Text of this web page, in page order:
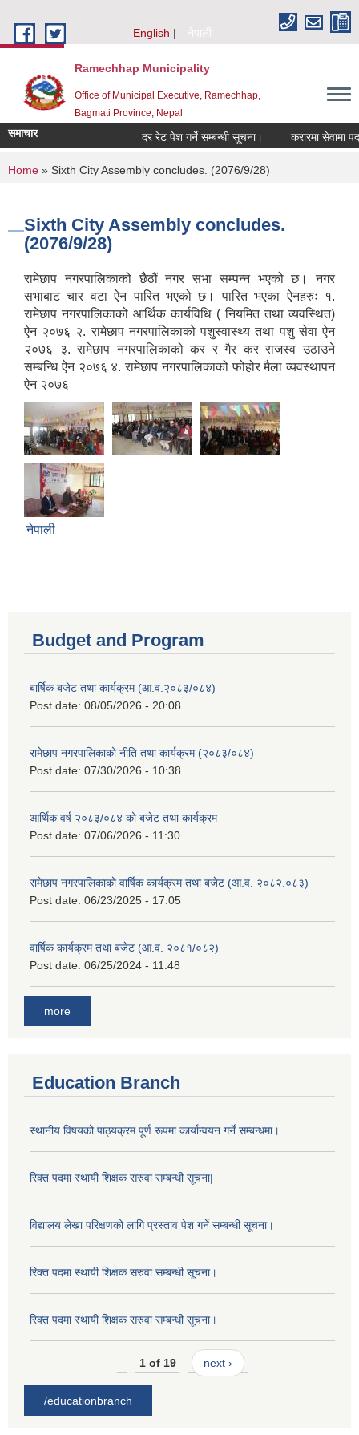
English
नेपाली
Ramechhap Municipality
Office of Municipal Executive, Ramechhap,
Bagmati Province, Nepal
समाचार दर रेट पेश गर्ने सम्बन्धी सूचना। करारमा सेवामा
You are here
Home » Sixth City Assembly concludes. (2076/9/28)
Sixth City Assembly concludes.
(2076/9/28)
रामेछाप नगरपालिकाको छैठौं नगर सभा सम्पन्न भएको छ। नगर
सभाबाट चार वटा ऐन पारित भएको छ। पारित भएका ऐनहरुः १.
रामेछाप नगरपालिकाको आर्थिक कार्यविधि ( नियमित तथा व्यवस्थित)
ऐन २०७६ २. रामेछाप नगरपालिकाको पशुस्वास्थ्य तथा पशु सेवा ऐन
२०७६ ३. रामेछाप नगरपालिकाको कर र गैर कर राजस्व उठाउने
सम्बन्धि ऐन २०७६ ४. रामेछाप नगरपालिकाको फोहोर मैला व्यवस्थापन
ऐन २०७६
नेपाली
Budget and Program
बार्षिक बजेट तथा कार्यक्रम (आ.व.२०८३/०८४)
Post date: 08/05/2026 - 20:08
रामेछाप नगरपालिकाको नीति तथा कार्यक्रम (२०८३/०८४)
Post date: 07/30/2026 - 10:38
आर्थिक वर्ष २०८३/०८४ को बजेट तथा कार्यक्रम
Post date: 07/06/2026 - 11:30
रामेछाप नगरपालिकाको वार्षिक कार्यक्रम तथा बजेट (आ.व. २०८२.०८३)
Post date: 06/23/2025 - 17:05
वार्षिक कार्यक्रम तथा बजेट (आ.व. २०८१/०८२)
Post date: 06/25/2024 - 11:48
more
Education Branch
स्थानीय विषयको पाठ्यक्रम पूर्ण रूपमा कार्यान्वयन गर्ने सम्बन्धमा।
रिक्त पदमा स्थायी शिक्षक सरुवा सम्बन्धी सूचना|
विद्यालय लेखा परिक्षणको लागि प्रस्ताव पेश गर्ने सम्बन्धी सूचना।
रिक्त पदमा स्थायी शिक्षक सरुवा सम्बन्धी सूचना।
रिक्त पदमा स्थायी शिक्षक सरुवा सम्बन्धी सूचना।
1 of 19 next ›
/educationbranch